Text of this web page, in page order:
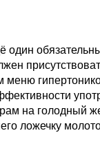
один
меню
на голодный
ложечку